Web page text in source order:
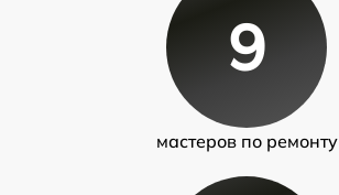
9
мастеров по ремонту